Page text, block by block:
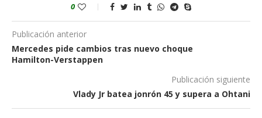
0
Publicación anterior
Mercedes pide cambios tras nuevo choque
Hamilton-Verstappen
Publicación siguiente
Vlady Jr batea jonrón 45 y supera a Ohtani